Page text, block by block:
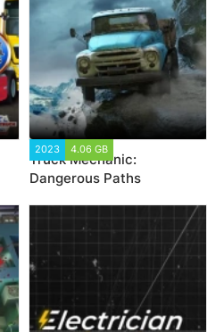
2023 4.06 GB
Truck Mechanic:
Dangerous Paths